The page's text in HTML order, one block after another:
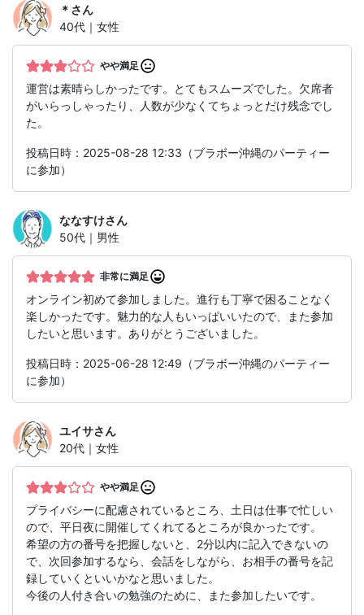
＊ さん
40代｜女性
やや満足
運営は素晴らしかったです。とてもスムーズでした。欠席者
がいらっしゃったり、人数が少なくてちょっとだけ残念でし
た。
投稿日時：2025-08-28 12:33（ブラボー沖縄のパーティー
に参加）
ななすけさん
50代｜男性
非常に満足
オンライン初めて参加しました。進行も丁寧で困ることなく
楽しかったです。魅力的な人もいっぱいいたので、また参加
したいと思います。ありがとうございました。
投稿日時：2025-06-28 12:49（ブラボー沖縄のパーティー
に参加）
ユイサさん
20代｜女性
やや満足
プライバシーに配慮されているところ、土日は仕事で忙しい
ので、平日夜に開催してくれてるところが良かったです。
希望の方の番号を把握しないと、2分以内に記入できないの
で、次回参加するなら、会話をしながら、お相手の番号を記
録していくといいかなと思いました。
今後の人付き合いの勉強のために、また参加したいです。